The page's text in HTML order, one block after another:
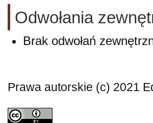
Odwołania
Brak odwołań
Prawa autorskie (c) 2021